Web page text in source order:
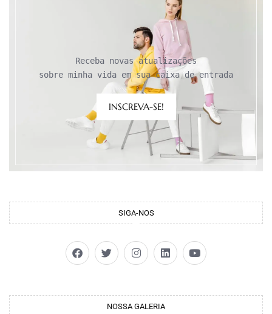
Receba novas atualizações
sobre minha vida em sua caixa de entrada
INSCREVA-SE!
SIGA-NOS
NOSSA GALERIA